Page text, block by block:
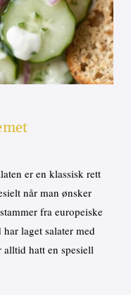
er en klassisk rett
når man ønsker
fra europeiske
laget salater med
alltid hatt en spesiell